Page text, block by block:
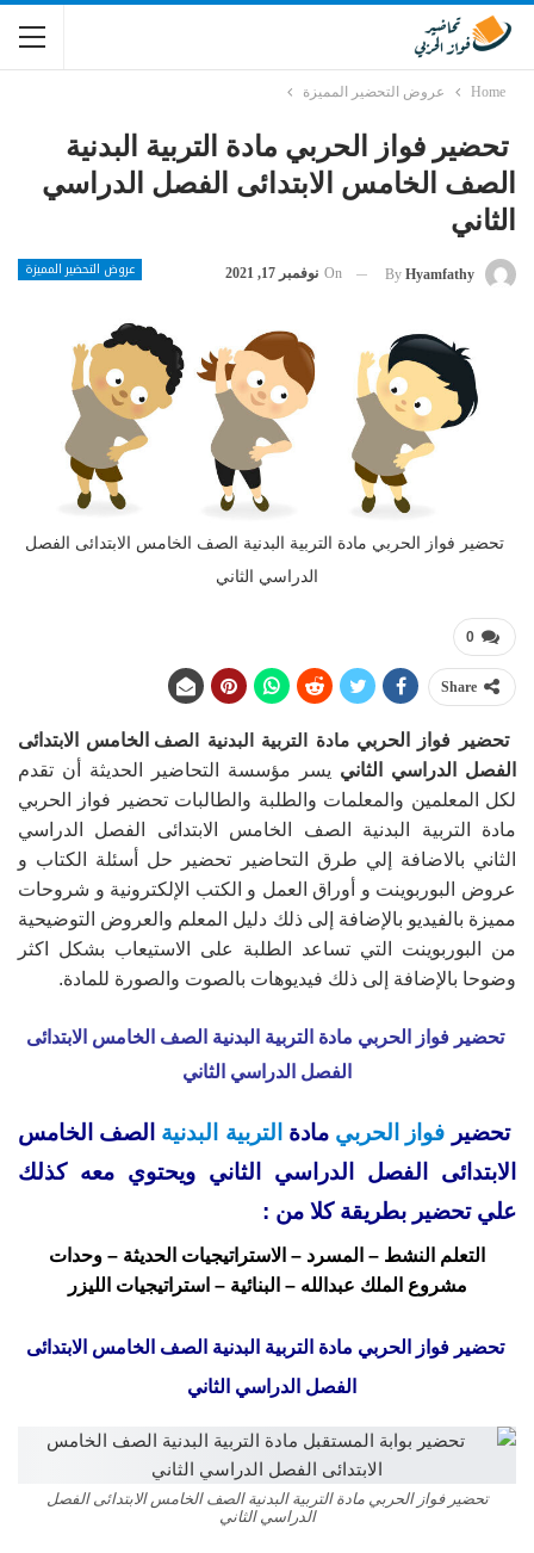
Home عروض التحضير المميزة
تحضير فواز الحربي مادة التربية البدنية
الصف الخامس الابتدائى الفصل الدراسي
الثاني
عروض التحضير المميزة By Hyamfathy
On نوفمبر 17, 2021
تحضير فواز الحربي مادة التربية البدنية الصف الخامس الابتدائى الفصل
الدراسي الثاني
0
Share
تحضير فواز الحربي مادة التربية البدنية الصف الخامس الابتدائى
الفصل الدراسي الثاني يسر مؤسسة التحاضير الحديثة أن تقدم
لكل المعلمين والمعلمات والطلبة والطالبات تحضير فواز الحربي
مادة التربية البدنية الصف الخامس الابتدائى الفصل الدراسي
الثاني بالاضافة إلي طرق التحاضير تحضير حل أسئلة الكتاب و
عروض البوربوينت و أوراق العمل و الكتب الإلكترونية و شروحات
مميزة بالفيديو بالإضافة إلى ذلك دليل المعلم والعروض التوضيحية
من البوربوينت التي تساعد الطلبة على الاستيعاب بشكل اكثر
وضوحا بالإضافة إلى ذلك فيديوهات بالصوت والصورة للمادة.
تحضير فواز الحربي مادة التربية البدنية الصف الخامس الابتدائى
الفصل الدراسي الثاني
تحضير فواز الحربي مادة التربية البدنية الصف الخامس
الابتدائى الفصل الدراسي الثاني ويحتوي معه كذلك
علي تحضير بطريقة كلا من :
التعلم النشط – المسرد – الاستراتيجيات الحديثة – وحدات
مشروع الملك عبدالله – البنائية – استراتيجيات الليزر
تحضير فواز الحربي مادة التربية البدنية الصف الخامس الابتدائى
الفصل الدراسي الثاني
تحضير فواز الحربي مادة التربية البدنية الصف الخامس الابتدائى الفصل
الدراسي الثاني